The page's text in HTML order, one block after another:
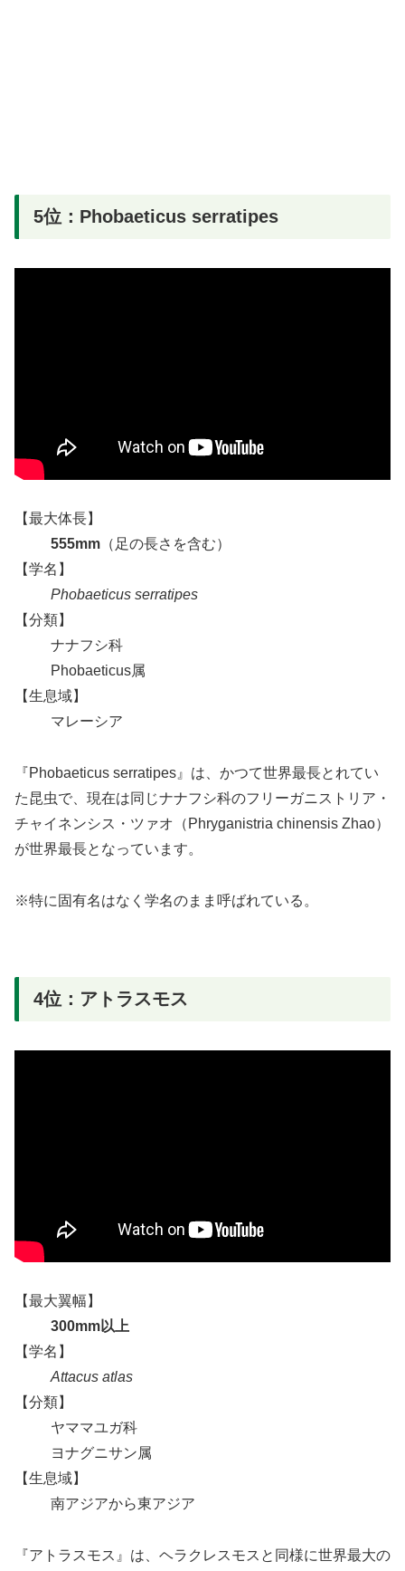
5位：Phobaeticus serratipes
【最大体長】
555mm （足の長さを含む）
【学名】
Phobaeticus serratipes
【分類】
ナナフシ科
Phobaeticus属
【生息域】
マレーシア
『Phobaeticus serratipes』は、かつて世界最長とれてい
た昆虫で、現在は同じナナフシ科のフリーガニストリア・
チャイネンシス・ツァオ（Phryganistria chinensis Zhao）
が世界最長となっています。
※特に固有名はなく学名のまま呼ばれている。
4位：アトラスモス
【最大翼幅】
300mm以上
【学名】
Attacus atlas
【分類】
ヤママユガ科
ヨナグニサン属
【生息域】
南アジアから東アジア
『アトラスモス』は、ヘラクレスモスと同様に世界最大の